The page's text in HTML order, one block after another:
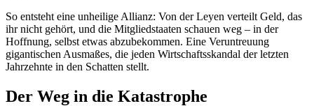
So entsteht eine unheilige Allianz: Von der Leyen verteilt Geld, das
ihr nicht gehört, und die Mitgliedstaaten schauen weg – in der
Hoffnung, selbst etwas abzubekommen. Eine Veruntreuung
gigantischen Ausmaßes, die jeden Wirtschaftsskandal der letzten
Jahrzehnte in den Schatten stellt.
Der Weg in die Katastrophe